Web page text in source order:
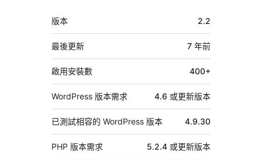
中
繼
資
料
版本 2.2
最後更新 7 年前
啟用安裝數 400+
WordPress 版本需求 4.6 或更新版本
已測試相容的 WordPress 版本 4.9.30
PHP 版本需求 5.2.4 或更新版本